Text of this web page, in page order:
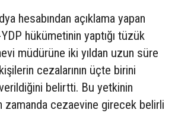
hesabından açıklama yapan
hükümetinin yaptığı tüzük
müdürüne iki yıldan uzun süre
cezalarının üçte birini
belirtti. Bu yetkinin
zamanda cezaevine girecek belirli